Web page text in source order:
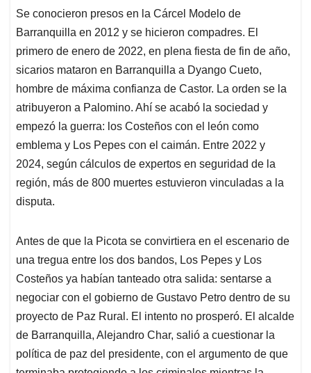
Se conocieron presos en la Cárcel Modelo de
Barranquilla en 2012 y se hicieron compadres. El
primero de enero de 2022, en plena fiesta de fin de año,
sicarios mataron en Barranquilla a Dyango Cueto,
hombre de máxima confianza de Castor. La orden se la
atribuyeron a Palomino. Ahí se acabó la sociedad y
empezó la guerra: los Costeños con el león como
emblema y Los Pepes con el caimán. Entre 2022 y
2024, según cálculos de expertos en seguridad de la
región, más de 800 muertes estuvieron vinculadas a la
disputa.
Antes de que la Picota se convirtiera en el escenario de
una tregua entre los dos bandos, Los Pepes y Los
Costeños ya habían tanteado otra salida: sentarse a
negociar con el gobierno de Gustavo Petro dentro de su
proyecto de Paz Rural. El intento no prosperó. El alcalde
de Barranquilla, Alejandro Char, salió a cuestionar la
política de paz del presidente, con el argumento de que